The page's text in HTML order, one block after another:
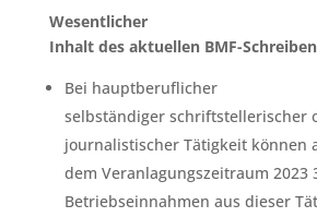
Wesentlicher
Inhalt des aktuellen BMF-
Bei hauptberuflicher
selbständiger schriftstellerischer
journalistischer Tätigkeit können
dem Veranlagungszeitraum 2023
Betriebseinnahmen aus dieser